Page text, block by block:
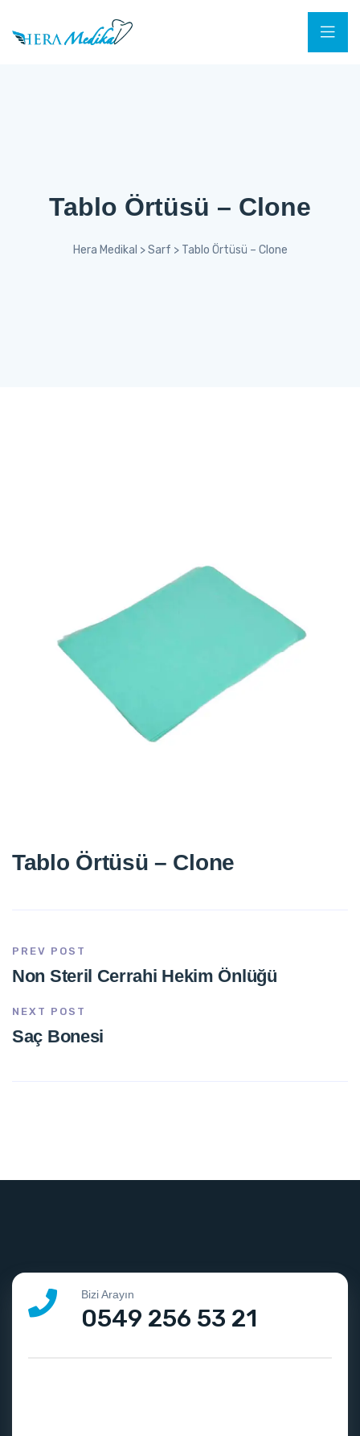
Tablo Örtüsü – Clone
Hera Medikal >Sarf > Tablo Örtüsü – Clone
Tablo Örtüsü – Clone
PREV POST
Non Steril Cerrahi Hekim Önlüğü
NEXT POST
Saç Bonesi
Bizi Arayın
0549 256 53 21